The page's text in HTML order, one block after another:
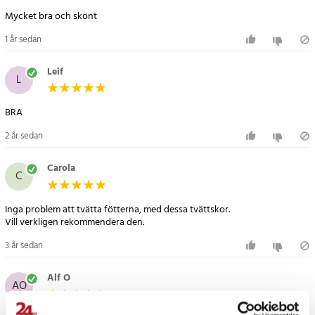
Mycket bra och skönt
1 år sedan
L Leif
2 år sedan
C Carola
Inga problem att tvätta fötterna, med dessa tvättskor.
Vill verkligen rekommendera den.
3 år sedan
AO Alf O